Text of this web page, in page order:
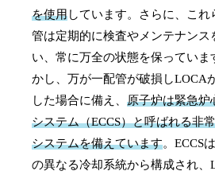
を使用しています。さらに、これ
管は定期的に検査やメンテナンス
い、常に万全の状態を保っていま
かし、万が一配管が破損しLOCA
した場合に備え、原子炉は緊急炉
システム（ECCS）と呼ばれる非
システムを備えています。ECCS
の異なる冷却系統から構成され、